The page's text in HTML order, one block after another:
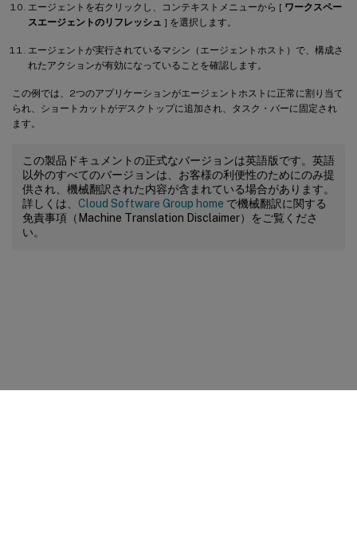
エージェントを右クリックし、コンテキストメニューから [ ワークスペー
スエージェントのリフレッシュ ] を選択します。
エージェントが実行されているマシン（エージェントホスト）で、構成さ
れたアクションが有効になっていることを確認します。
この例では、2つのアプリケーションがエージェントホストに正常に割り当て
られ、ショートカットがデスクトップに追加され、タスク・バーに固定され
ます。
この製品ドキュメントの正式なバージョンは英語版です。英語
以外のすべてのバージョンは、お客様の利便性のためにのみ提
供され、機械翻訳された内容が含まれている場合があります。
詳しくは、 Cloud Software Group home で機械翻訳に関する
免責事項（Machine Translation Disclaimer）をご覧くださ
い。